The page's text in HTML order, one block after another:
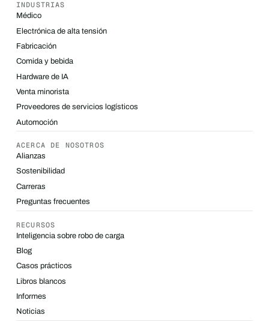
INDUSTRIAS
Médico
Electrónica de alta tensión
Fabricación
Comida y bebida
Hardware de IA
Venta minorista
Proveedores de servicios logísticos
Automoción
ACERCA DE NOSOTROS
Alianzas
Sostenibilidad
Carreras
Preguntas frecuentes
RECURSOS
Inteligencia sobre robo de carga
Blog
Casos prácticos
Libros blancos
Informes
Noticias